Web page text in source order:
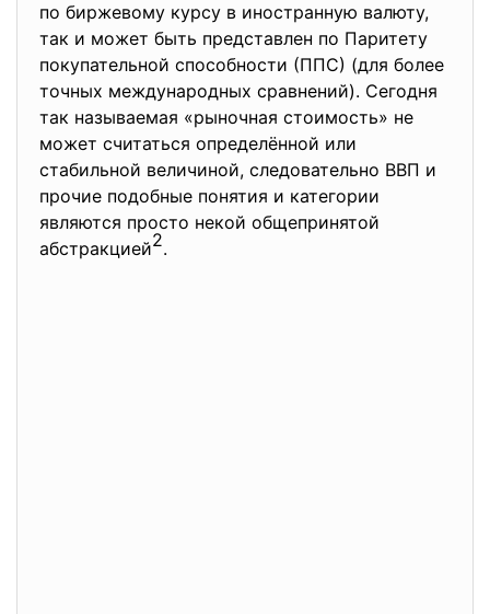
по биржевому курсу в иностранную валюту,
так и может быть представлен по Паритету
покупательной способности (ППС) (для более
точных международных сравнений). Сегодня
так называемая «рыночная стоимость» не
может считаться определённой или
стабильной величиной, следовательно ВВП и
прочие подобные понятия и категории
являются просто некой общепринятой
абстракцией2.